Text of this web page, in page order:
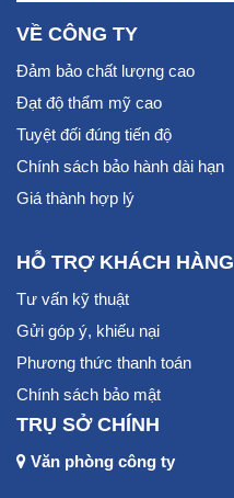
VỀ CÔNG TY
Đảm bảo chất lượng cao
Đạt độ thẩm mỹ cao
Tuyệt đối đúng tiến độ
Chính sách bảo hành dài hạn
Giá thành hợp lý
HỖ TRỢ KHÁCH HÀNG
Tư vấn kỹ thuật
Gửi góp ý, khiếu nại
Phương thức thanh toán
Chính sách bảo mật
TRỤ SỞ CHÍNH
Văn phòng công ty